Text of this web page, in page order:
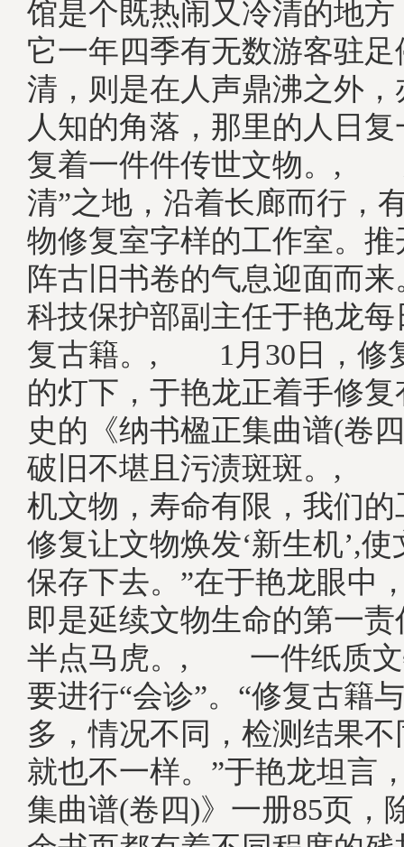
馆是个既热闹又冷清的地
它一年四季有无数游客驻
清，则是在人声鼎沸之外
人知的角落，那里的人日
复着一件件传世文物。,
清”之地，沿着长廊而行，
物修复室字样的工作室。
阵古旧书卷的气息迎面而
科技保护部副主任于艳龙
复古籍。, 1月30日，修
的灯下，于艳龙正着手修复
史的《纳书楹正集曲谱(卷
破旧不堪且污渍斑斑。,
机文物，寿命有限，我们
修复让文物焕发‘新生机’,
保存下去。”在于艳龙眼中
即是延续文物生命的第一
半点马虎。, 一件纸质文
要进行“会诊”。“修复古籍
多，情况不同，检测结果
就也不一样。”于艳龙坦言
集曲谱(卷四)》一册85页，